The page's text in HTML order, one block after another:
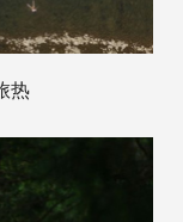
热